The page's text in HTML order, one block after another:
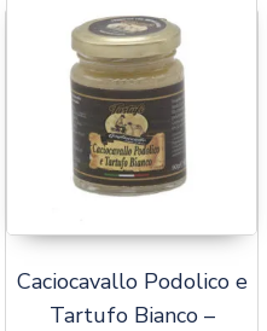
Caciocavallo Podolico e
Tartufo Bianco –